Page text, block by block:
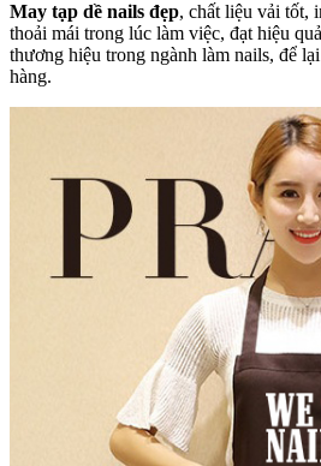
May tạp dề nails đẹp, chất liệu vải tốt,
thoải mái trong lúc làm việc, đạt hiệu
thương hiệu trong ngành làm nails, để
hàng.